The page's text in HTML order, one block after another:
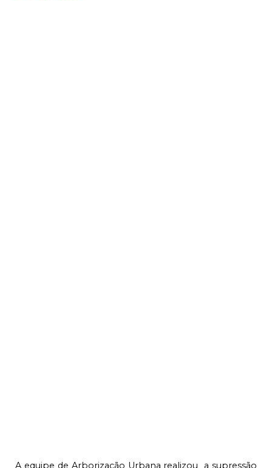
A equipe de Arborização Urbana realizou a supressão